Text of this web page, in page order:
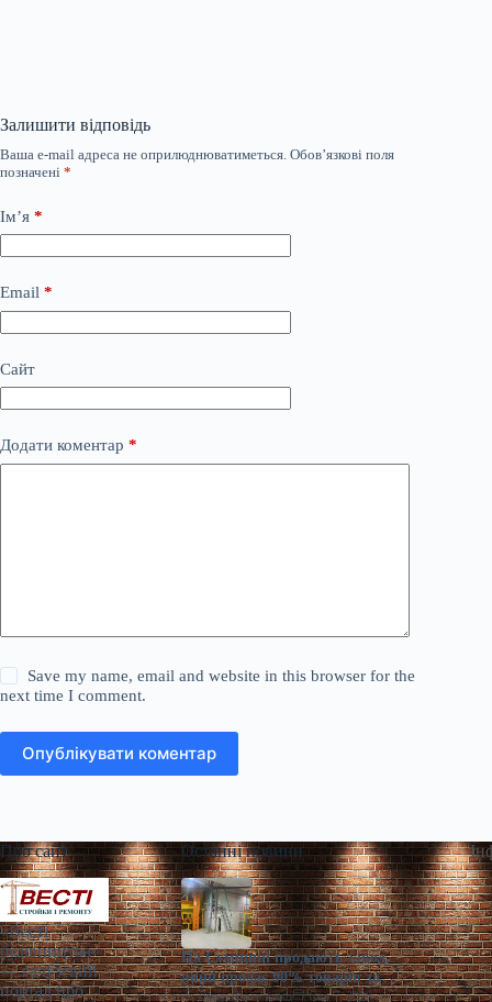
Залишити відповідь
Ваша e-mail адреса не оприлюднюватиметься. Обов’язкові поля
позначені *
Ім’я *
Email *
Сайт
Додати коментар *
Save my name, email and website in this browser for the
next time I comment.
Опублікувати коментар
Про сайт
«Весті
будівництва»
— галузевий
портал про
Останні новини
На Сумщині продають завод,
який продає 90% товарів за
кордон
Діана Ярмоленко Сер 7, 2026